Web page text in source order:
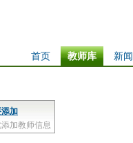
新闻
教师库
首页
加
加教师信息